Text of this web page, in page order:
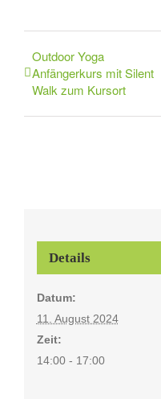
Outdoor Yoga
Anfängerkurs mit Silent
Walk zum Kursort
Details
Datum:
11. August 2024
Zeit:
14:00 - 17:00